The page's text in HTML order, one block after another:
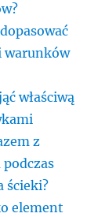
warunków
właściwą
z
ścieki?
element